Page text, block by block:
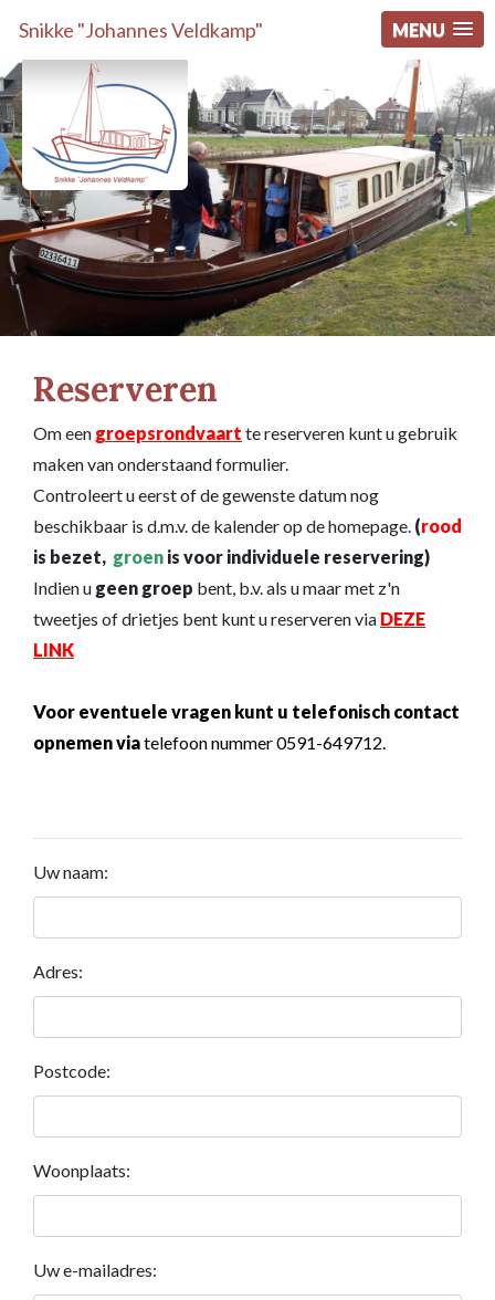
Snikke "Johannes Veldkamp" MENU
Reserveren
Om een groepsrondvaart te reserveren kunt u gebruik
maken van onderstaand formulier.
Controleert u eerst of de gewenste datum nog
beschikbaar is d.m.v. de kalender op de homepage. (rood
is bezet, groen is voor individuele reservering)
Indien u geen groep bent, b.v. als u maar met z'n
tweetjes of drietjes bent kunt u reserveren via DEZE
LINK
Voor eventuele vragen kunt u telefonisch contact
opnemen viatelefoon nummer 0591-649712.
Uw naam:
Adres:
Postcode:
Woonplaats:
Uw e-mailadres: